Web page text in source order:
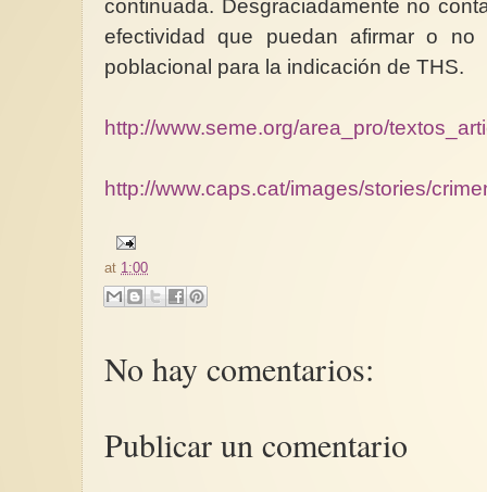
continuada. Desgraciadamente no
efectividad que puedan afirmar o
poblacional para la indicación de THS.
http://www.seme.org/area_pro/
http://www.caps.cat/images/stories/
at 1:00
No hay comentarios:
Publicar un comentario